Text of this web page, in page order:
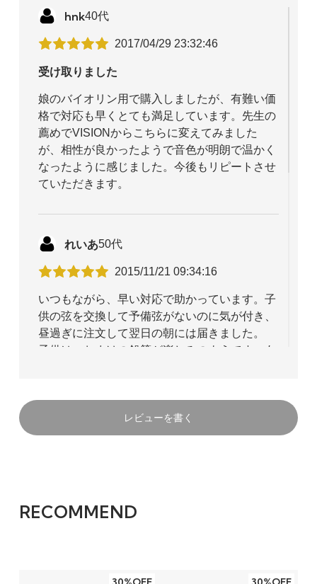
hnk40代
2017/04/29 23:32:46
受け取りました
娘のバイオリン用で購入しましたが、有難い価
格で対応も早くとても満足しています。先生の
薦めでVISIONからこちらに変えてみました
が、相性が良かったようで音色が明朗で温かく
なったように感じました。今後もリピートさせ
ていただきます。
れいあ50代
2015/11/21 09:34:16
いつもながら、早い対応で助かっています。子
供の弦を交換して予備弦がないのに気が付き、
昼過ぎに注文して翌日の朝には届きました。
子供は、おまけの鉛筆が楽しみのようです。あ
レビューを書く
RECOMMEND